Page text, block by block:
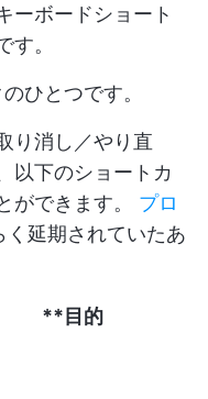
ーボードショート
す。
ひとつです。
り消し／やり直
以下のショートカ
ができます。 プロ
く延期されていたあ
**目的